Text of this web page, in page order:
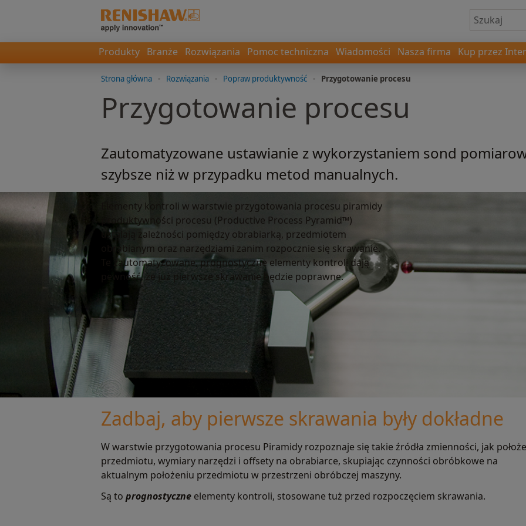
Produkty Branże Rozwiązania Pomoc techniczna Wiadomości Nasza firma Kup przez
Strona główna - Rozwiązania - Popraw produktywność - Przygotowanie procesu
Przygotowanie procesu
Zautomatyzowane ustawianie z wykorzystaniem sond
szybsze niż w przypadku metod manualnych.
Elementy kontroli w warstwie przygotowania procesu piramidy
produktywności procesu (Productive Process Pyramid™)
ustalają zależności pomiędzy obrabiarką, przedmiotem
obrabianym oraz narzędziami zanim rozpocznie się skrawanie.
Te zautomatyzowane, prognostyczne elementy kontroli dają
pewność, że już pierwsze skrawanie będzie poprawne.
Zadbaj, aby pierwsze skrawania były dokładne
W warstwie przygotowania procesu Piramidy rozpoznaje się takie źródła zmienności, jak
przedmiotu, wymiary narzędzi i offsety na obrabiarce, skupiając czynności obróbkowe na
aktualnym położeniu przedmiotu w przestrzeni obróbczej maszyny.
Są to prognostyczne elementy kontroli, stosowane tuż przed rozpoczęciem skrawania.